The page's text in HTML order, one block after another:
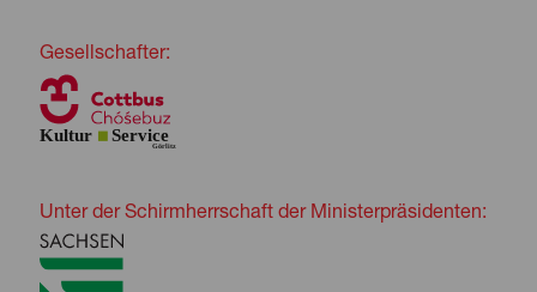
Gesellschafter:
Unter der Schirmherrschaft der Ministerpräsidenten: